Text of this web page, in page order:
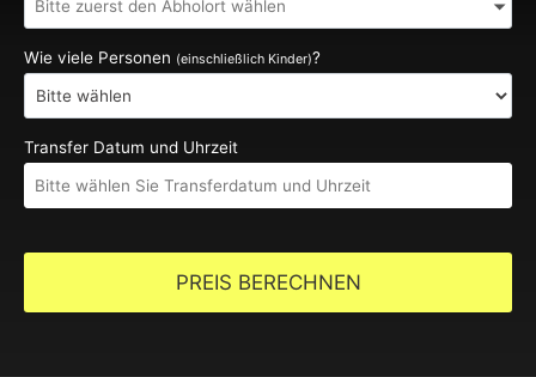
Wie viele Personen (einschließlich Kinder)?
Transfer Datum und Uhrzeit
PREIS BERECHNEN